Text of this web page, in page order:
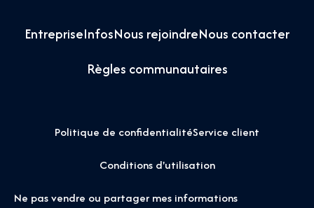
EntrepriseInfosNous rejoindreNous contacter
Règles communautaires
Politique de confidentialitéService client
Conditions d'utilisation
Ne pas vendre ou partager mes informations